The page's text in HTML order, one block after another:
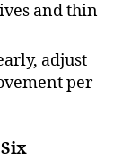
and thin
adjust
per